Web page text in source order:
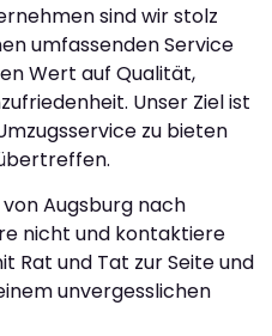
sind wir stolz
umfassenden Service
Wert auf Qualität,
Unser Ziel ist
zu bieten
Augsburg nach
nicht und kontaktiere
Rat und Tat zur Seite und
unvergesslichen